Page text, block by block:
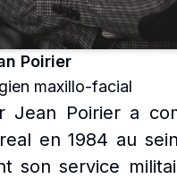
Poirier
maxillo-facial
Jean Poirier a
en 1984 au
son service